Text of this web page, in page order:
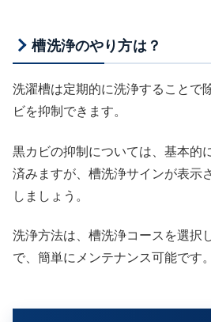
槽洗浄のやり方は？
洗濯槽は定期的に洗浄することで
ビを抑制できます。
黒カビの抑制については、基本的
済みますが、槽洗浄サインが表示
しましょう。
洗浄方法は、槽洗浄コースを選択
で、簡単にメンテナンス可能です。